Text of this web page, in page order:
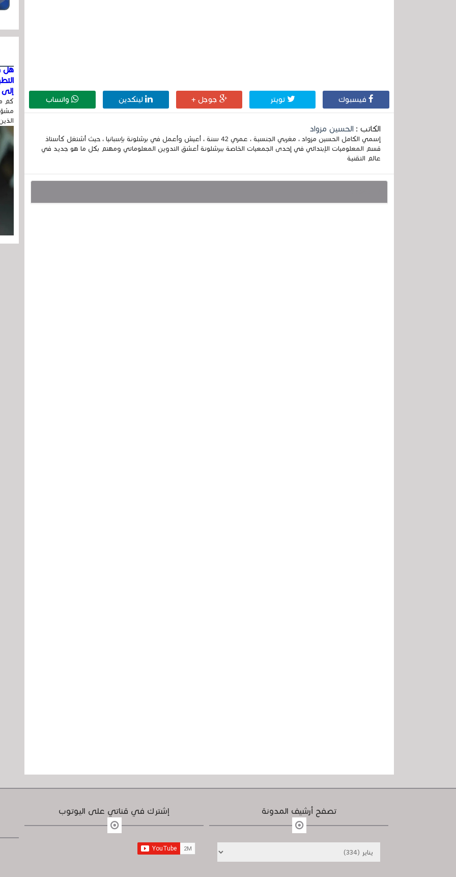
فيسبوك تويتر جوجل + لينكدين واتساب
الكاتب : الحسين مزواد
إسمي الكامل الحسين مزواد ، مغربي الجنسية ، عمري 42 سنة ، أعيش وأعمل في برشلونة بإسبانيا ، حيث أشتغل كأستاذ
قسم المعلوميات الإبتدائي في إحدى الجمعيات الخاصة ببرشلونة أعشق التدوين المعلوماتي ومهتم بكل ما هو جديد في
عالم التقنية
هل
إلى
كم
تصفح أرشيف المدونة إشترك في قناتي على اليوتوب